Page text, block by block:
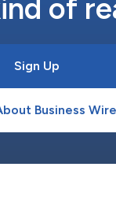
of
Sign Up
Business Wire